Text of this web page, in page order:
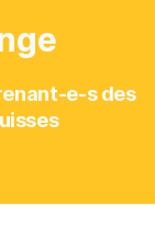
e-s des